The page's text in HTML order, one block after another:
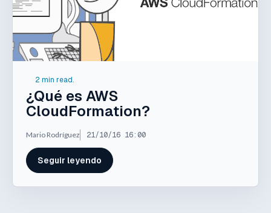
2 min read.
¿Qué es AWS
CloudFormation?
Mario Rodríguez 21/10/16 16:00
Seguir leyendo